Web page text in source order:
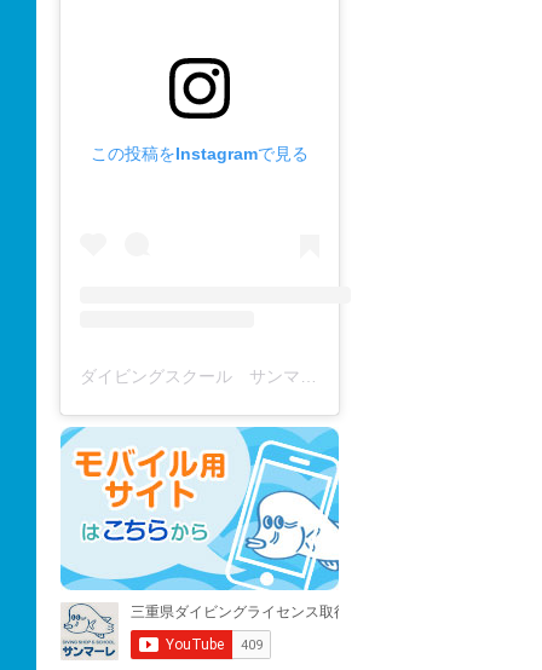
この投稿をInstagramで見る
ダイビングスクール サンマーレ / diving school(@diving_school_sanmare)がシェアした投稿